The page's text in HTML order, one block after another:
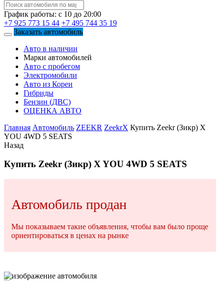
График работы: с 10 до 20:00
+7 925 773 15 44 +7 495 744 35 19
Заказать автомобиль
Авто в наличии
Марки автомобилей
Авто с пробегом
Электромобили
Авто из Кореи
Гибриды
Бензин (ДВС)
ОЦЕНКА АВТО
Главная Автомобиль ZEEKR ZeekrX Купить Zeekr (Зикр) X
YOU 4WD 5 SEATS
Назад
Купить Zeekr (Зикр) X YOU 4WD 5 SEATS
Автомобиль продан
Мы показываем такие объявления, чтобы вам было проще
ориентироваться в ценах на рынке